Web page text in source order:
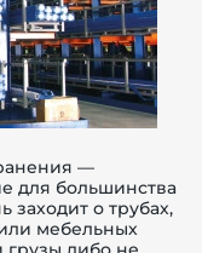
—
для большинства
заходит о трубах,
мебельных